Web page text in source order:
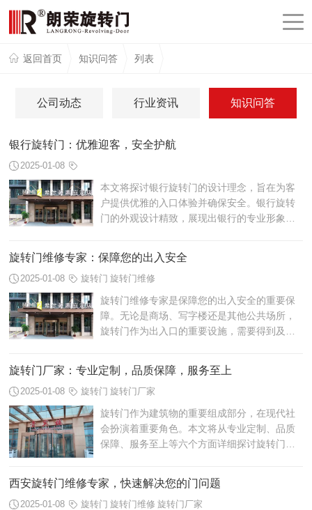
返回首页 知识问答 列表
公司动态 行业资讯 知识问答
银行旋转门：优雅迎客，安全护航
2025-01-08
本文将探讨银行旋转门的设计理念，旨在为客
户提供优雅的入口体验并确保安全。银行旋转
门的外观设计精致，展现出银行的专业形象。
旋转门维修专家：保障您的出入安全
2025-01-08 旋转门 旋转门维修
旋转门维修专家是保障您的出入安全的重要保
障。无论是商场、写字楼还是其他公共场所，
旋转门作为出入口的重要设施，需要得到及时
旋转门厂家：专业定制，品质保障，服务至上
2025-01-08 旋转门 旋转门厂家
旋转门作为建筑物的重要组成部分，在现代社
会扮演着重要角色。本文将从专业定制、品质
保障、服务至上等六个方面详细探讨旋转门厂
西安旋转门维修专家，快速解决您的门问题
2025-01-08 旋转门 旋转门维修 旋转门厂家